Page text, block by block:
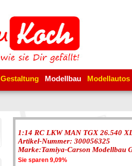
Gestaltung Modellbau Modellautos
1:14 RC LKW MAN TGX 26.540
Artikel-Nummer: 300056325
Marke:Tamiya-Carson Modellbau
Sie sparen 9,09%